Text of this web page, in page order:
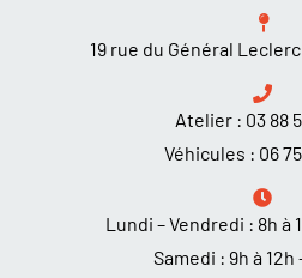
19 rue du Général
Atelier : 03 88
Véhicules : 06
Lundi – Vendredi : 8h à
Samedi : 9h à 12h